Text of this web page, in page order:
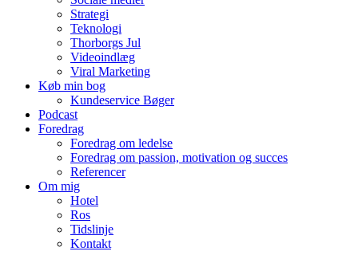
Strategi
Teknologi
Thorborgs Jul
Videoindlæg
Viral Marketing
Køb min bog
Kundeservice Bøger
Podcast
Foredrag
Foredrag om ledelse
Foredrag om passion, motivation og succes
Referencer
Om mig
Hotel
Ros
Tidslinje
Kontakt